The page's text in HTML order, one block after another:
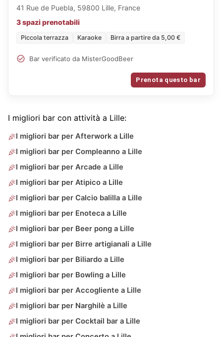
41 Rue de Puebla, 59800 Lille, France
3 spazi prenotabili
Piccola terrazza Karaoke Birra a partire da 5,00 €
Bar verificato da MisterGoodBeer
Prenota questo bar
I migliori bar con attività a Lille:
I migliori bar per Afterwork a Lille
I migliori bar per Compleanno a Lille
I migliori bar per Arcade a Lille
I migliori bar per Atipico a Lille
I migliori bar per Calcio balilla a Lille
I migliori bar per Enoteca a Lille
I migliori bar per Beer pong a Lille
I migliori bar per Birre artigianali a Lille
I migliori bar per Biliardo a Lille
I migliori bar per Bowling a Lille
I migliori bar per Accogliente a Lille
I migliori bar per Narghilè a Lille
I migliori bar per Cocktail bar a Lille